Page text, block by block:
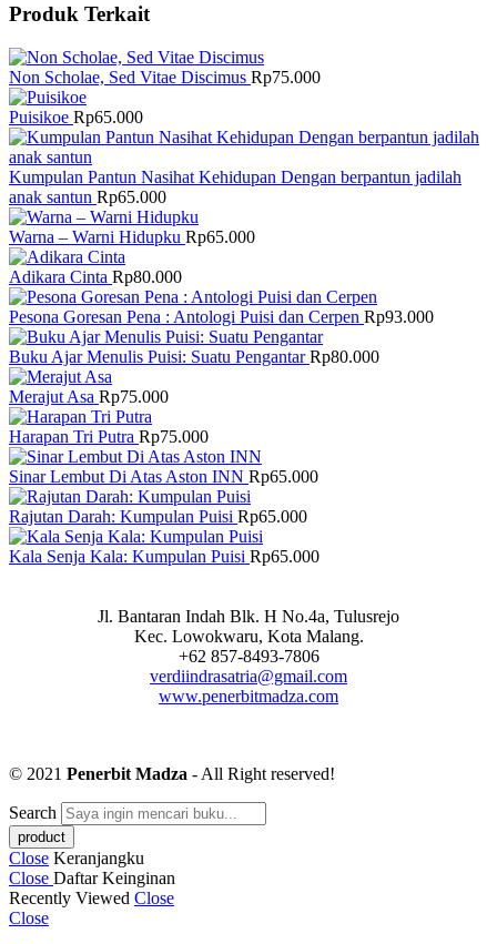
Produk Terkait
Non Scholae, Sed Vitae Discimus Rp75.000
Puisikoe Rp65.000
Kumpulan Pantun Nasihat Kehidupan Dengan berpantun jadilah
anak santun Rp65.000
Warna – Warni Hidupku Rp65.000
Adikara Cinta Rp80.000
Pesona Goresan Pena : Antologi Puisi dan Cerpen Rp93.000
Buku Ajar Menulis Puisi: Suatu PengantarRp80.000
Merajut Asa Rp75.000
Harapan Tri Putra Rp75.000
Sinar Lembut Di Atas Aston INN Rp65.000
Rajutan Darah: Kumpulan Puisi Rp65.000
Kala Senja Kala: Kumpulan Puisi Rp65.000
Jl. Bantaran Indah Blk. H No.4a, Tulusrejo
Kec. Lowokwaru, Kota Malang.
+62 857-8493-7806
verdiindrasatria@gmail.com
www.penerbitmadza.com
© 2021 Penerbit Madza - All Right reserved!
Search
Close Keranjangku
Close Daftar Keinginan
Recently Viewed Close
Close